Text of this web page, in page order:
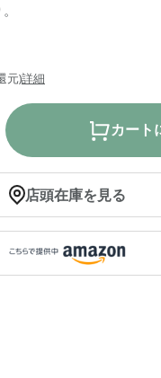
元)詳細
カート
店頭在庫を見る